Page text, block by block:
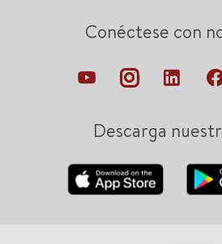
Conéctese con
Descarga